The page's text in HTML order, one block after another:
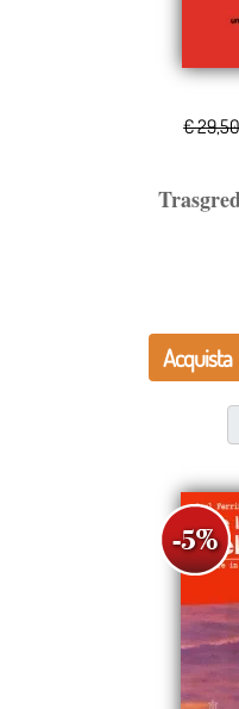
€
Acquista